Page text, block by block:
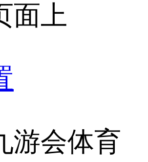
面上
游会体育